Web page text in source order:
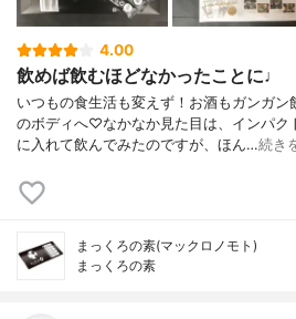
4.00
飲めば飲むほどなかったことに♩
いつもの食生活も変えず！お酒もガンガ
のボディへ♡なかなか見た目は、インパク
に入れて飲んでみたのですが、ほん…続き
まっくろの素(マックロノモト)
まっくろの素